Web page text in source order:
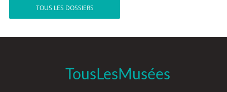
TOUS LES DOSSIERS
TousLesMusées